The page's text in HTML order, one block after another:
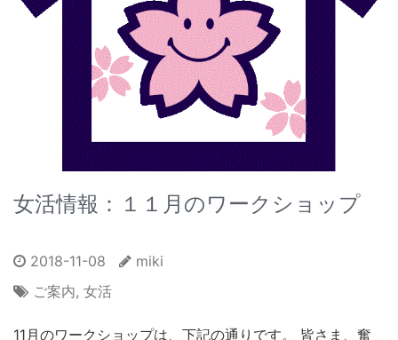
女活情報：１１月のワークショップ
2018-11-08
miki
ご案内, 女活
11月のワークショップは、下記の通りです。 皆さま、奮